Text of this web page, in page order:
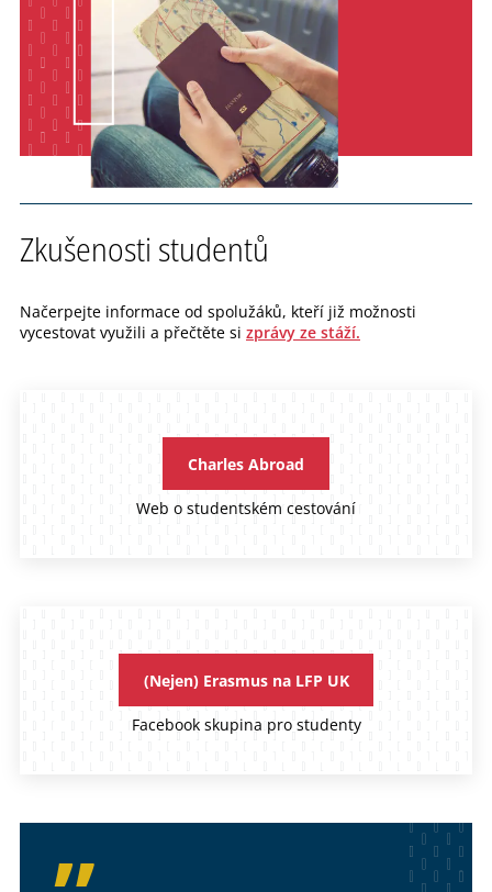
Zkušenosti studentů
Načerpejte informace od spolužáků, kteří již možnosti
vycestovat využili a přečtěte si zprávy ze stáží.
Charles Abroad
Web o studentském cestování
(Nejen) Erasmus na LFP UK
Facebook skupina pro studenty